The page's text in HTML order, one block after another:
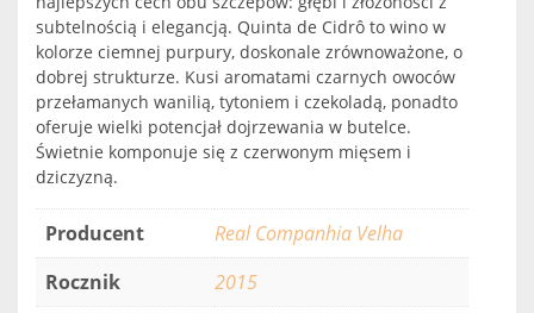
subtelnością i elegancją. Quinta de Cidrô to wino w
kolorze ciemnej purpury, doskonale zrównoważone, o
dobrej strukturze. Kusi aromatami czarnych owoców
przełamanych wanilią, tytoniem i czekoladą, ponadto
oferuje wielki potencjał dojrzewania w butelce.
Świetnie komponuje się z czerwonym mięsem i
dziczyzną.
Producent
Real Companhia Velha
Rocznik
2015